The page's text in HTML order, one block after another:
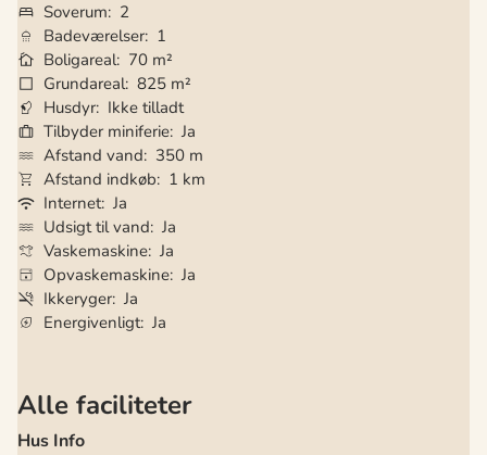
Soverum
2
Badeværelser 1
Boligareal 70 m²
Grundareal 825 m²
Husdyr Ikke tilladt
Tilbyder miniferie Ja
Afstand vand
350 m
Afstand indkøb
1 km
Internet Ja
Udsigt til vand Ja
Vaskemaskine Ja
Opvaskemaskine Ja
Ikkeryger Ja
Energivenligt Ja
Alle faciliteter
Hus Info